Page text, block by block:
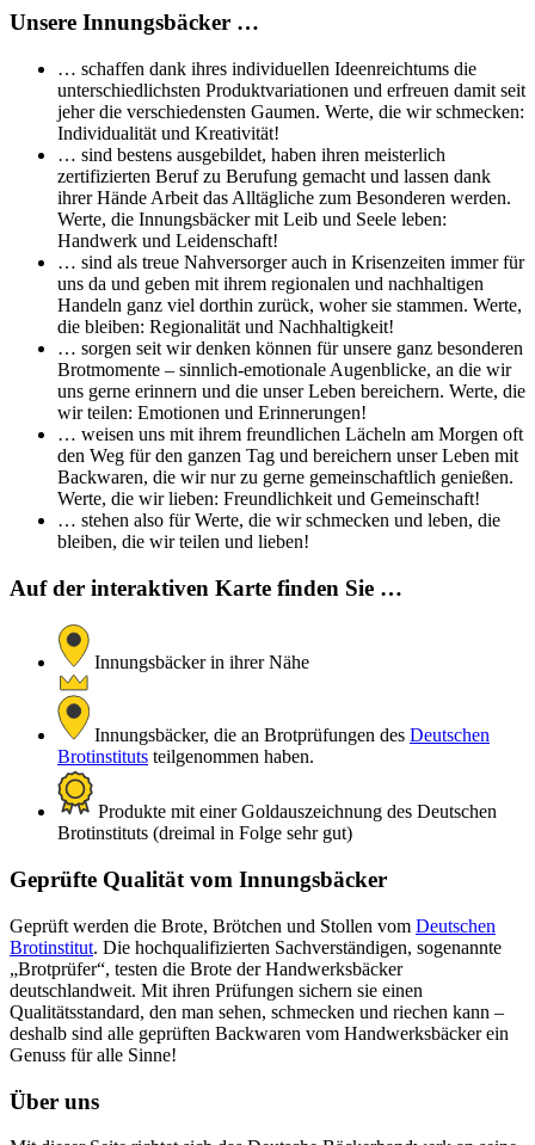
Unsere Innungsbäcker …
… schaffen dank ihres individuellen Ideenreichtums die
unterschiedlichsten Produktvariationen und erfreuen damit seit
jeher die verschiedensten Gaumen. Werte, die wir schmecken:
Individualität und Kreativität!
… sind bestens ausgebildet, haben ihren meisterlich
zertifizierten Beruf zu Berufung gemacht und lassen dank
ihrer Hände Arbeit das Alltägliche zum Besonderen werden.
Werte, die Innungsbäcker mit Leib und Seele leben:
Handwerk und Leidenschaft!
… sind als treue Nahversorger auch in Krisenzeiten immer für
uns da und geben mit ihrem regionalen und nachhaltigen
Handeln ganz viel dorthin zurück, woher sie stammen. Werte,
die bleiben: Regionalität und Nachhaltigkeit!
… sorgen seit wir denken können für unsere ganz besonderen
Brotmomente – sinnlich-emotionale Augenblicke, an die wir
uns gerne erinnern und die unser Leben bereichern. Werte, die
wir teilen: Emotionen und Erinnerungen!
… weisen uns mit ihrem freundlichen Lächeln am Morgen oft
den Weg für den ganzen Tag und bereichern unser Leben mit
Backwaren, die wir nur zu gerne gemeinschaftlich genießen.
Werte, die wir lieben: Freundlichkeit und Gemeinschaft!
… stehen also für Werte, die wir schmecken und leben, die
bleiben, die wir teilen und lieben!
Auf der interaktiven Karte finden Sie …
Innungsbäcker in ihrer Nähe
Innungsbäcker, die an Brotprüfungen des Deutschen
Brotinstituts teilgenommen haben.
Produkte mit einer Goldauszeichnung des Deutschen
Brotinstituts (dreimal in Folge sehr gut)
Geprüfte Qualität vom Innungsbäcker
Geprüft werden die Brote, Brötchen und Stollen vom Deutschen
Brotinstitut. Die hochqualifizierten Sachverständigen, sogenannte
„Brotprüfer“, testen die Brote der Handwerksbäcker
deutschlandweit. Mit ihren Prüfungen sichern sie einen
Qualitätsstandard, den man sehen, schmecken und riechen kann –
deshalb sind alle geprüften Backwaren vom Handwerksbäcker ein
Genuss für alle Sinne!
Über uns